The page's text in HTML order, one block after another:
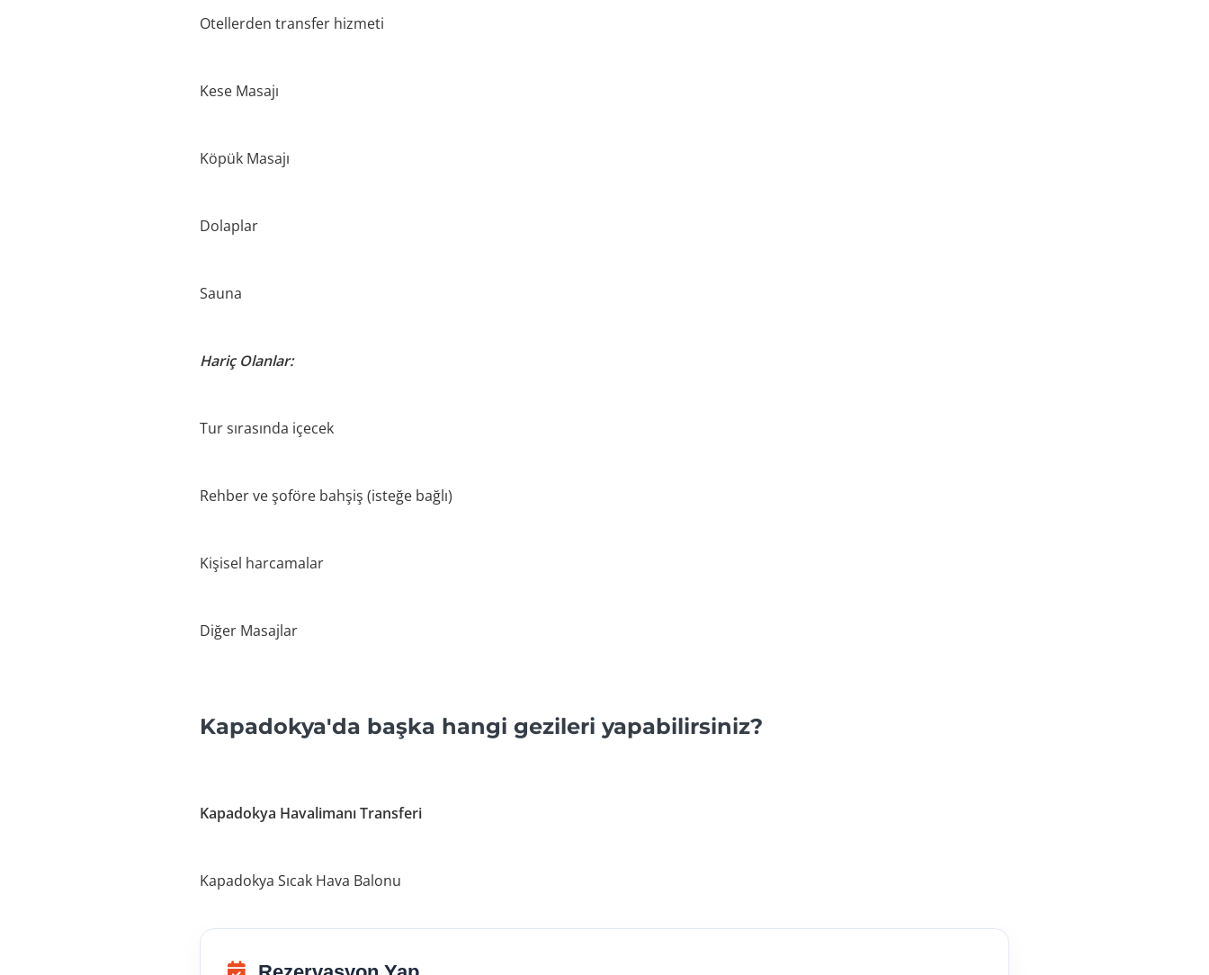
Otellerden transfer hizmeti
Kese Masajı
Köpük Masajı
Dolaplar
Sauna
Hariç Olanlar:
Tur sırasında içecek
Rehber ve şoföre bahşiş (isteğe bağlı)
Kişisel harcamalar
Diğer Masajlar
Kapadokya'da başka hangi gezileri yapabilirsiniz?
Kapadokya Havalimanı Transferi
Kapadokya Sıcak Hava Balonu